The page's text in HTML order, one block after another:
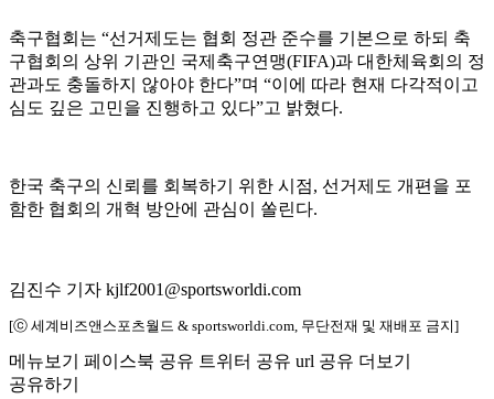
축구협회는 “선거제도는 협회 정관 준수를 기본으로 하되 축
구협회의 상위 기관인 국제축구연맹(FIFA)과 대한체육회의 정
관과도 충돌하지 않아야 한다”며 “이에 따라 현재 다각적이고
심도 깊은 고민을 진행하고 있다”고 밝혔다.
한국 축구의 신뢰를 회복하기 위한 시점, 선거제도 개편을 포
함한 협회의 개혁 방안에 관심이 쏠린다.
김진수 기자 kjlf2001@sportsworldi.com
[ⓒ 세계비즈앤스포츠월드 & sportsworldi.com, 무단전재 및 재배포 금지]
메뉴보기 페이스북 공유 트위터 공유 url 공유 더보기
공유하기